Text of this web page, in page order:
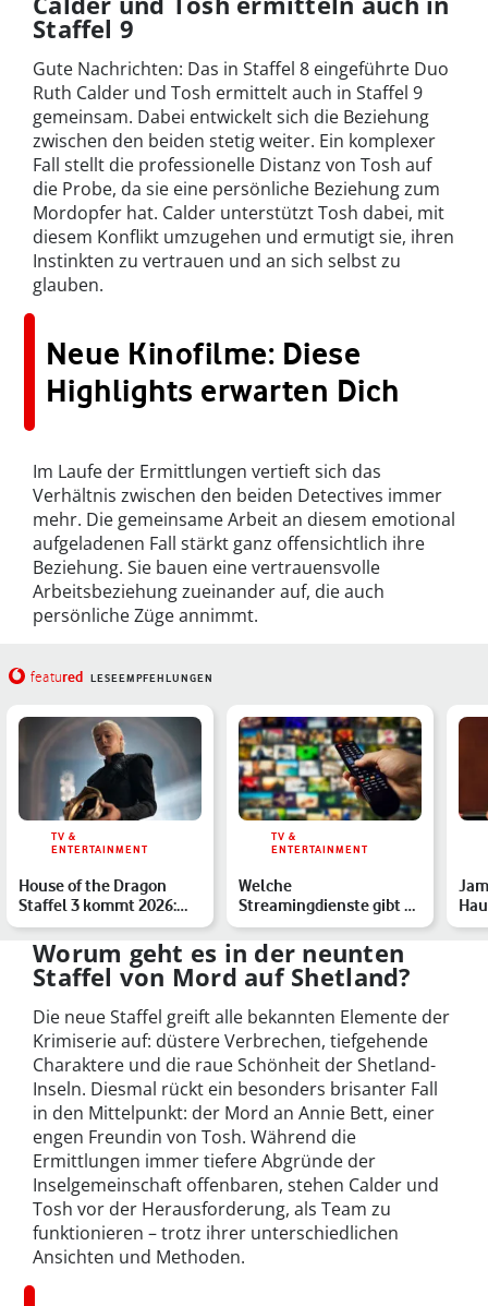
Staffel 9
Gute Nachrichten: Das in Staffel 8 eingeführte Duo
Ruth Calder und Tosh ermittelt auch in Staffel 9
gemeinsam. Dabei entwickelt sich die Beziehung
zwischen den beiden stetig weiter. Ein komplexer
Fall stellt die professionelle Distanz von Tosh auf
die Probe, da sie eine persönliche Beziehung zum
Mordopfer hat. Calder unterstützt Tosh dabei, mit
diesem Konflikt umzugehen und ermutigt sie, ihren
Instinkten zu vertrauen und an sich selbst zu
glauben.
Neue Kinofilme: Diese
Highlights erwarten Dich
Im Laufe der Ermittlungen vertieft sich das
Verhältnis zwischen den beiden Detectives immer
mehr. Die gemeinsame Arbeit an diesem emotional
aufgeladenen Fall stärkt ganz offensichtlich ihre
Beziehung. Sie bauen eine vertrauensvolle
Arbeitsbeziehung zueinander auf, die auch
persönliche Züge annimmt.
featured LESEEMPFEHLUNGEN
TV &
ENTERTAINMENT
House of the Dragon
Staffel 3 kommt 2026:
Alles zu Start, Handlun…
TV &
ENTERTAINMENT
Welche
Streamingdienste gibt es
in Deutschland? Die
große Übersic…
Worum geht es in der neunten
Staffel von Mord auf Shetland?
Die neue Staffel greift alle bekannten Elemente der
Krimiserie auf: düstere Verbrechen, tiefgehende
Charaktere und die raue Schönheit der Shetland-
Inseln. Diesmal rückt ein besonders brisanter Fall
in den Mittelpunkt: der Mord an Annie Bett, einer
engen Freundin von Tosh. Während die
Ermittlungen immer tiefere Abgründe der
Inselgemeinschaft offenbaren, stehen Calder und
Tosh vor der Herausforderung, als Team zu
funktionieren – trotz ihrer unterschiedlichen
Ansichten und Methoden.